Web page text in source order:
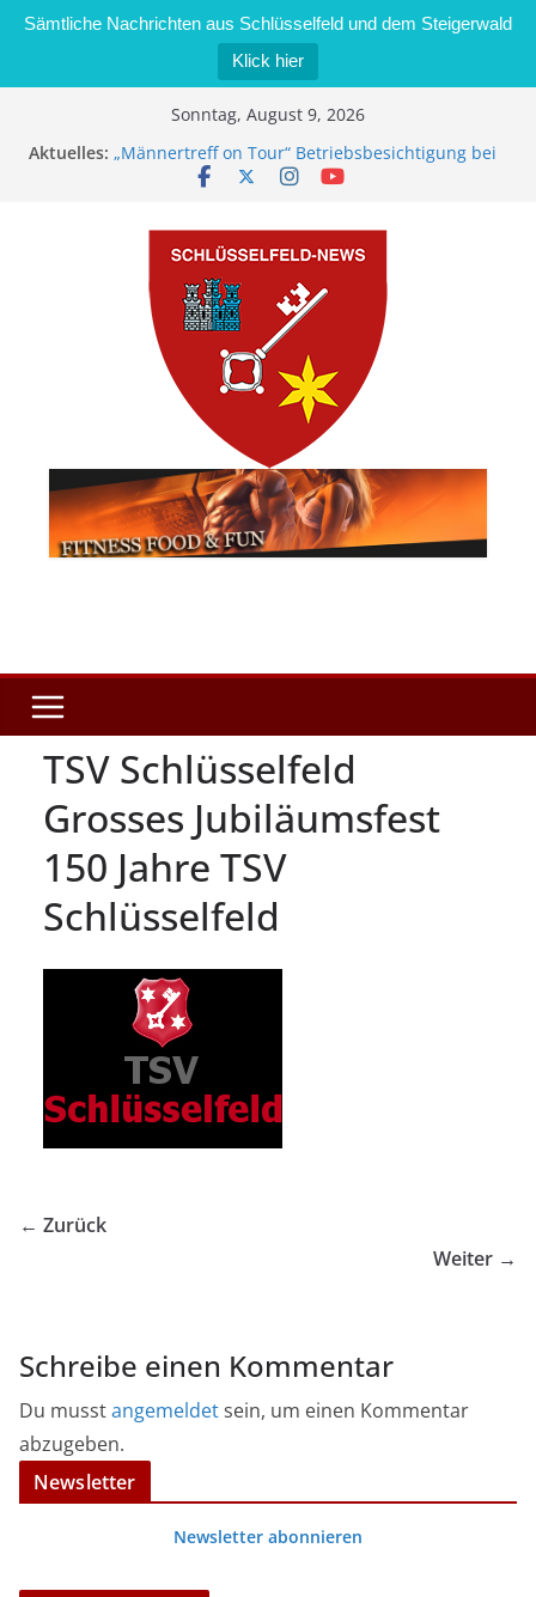
Sämtliche Nachrichten aus Schlüsselfeld und dem Steigerwald
Klick hier
Sonntag, August 9, 2026
Aktuelles: „Männertreff on Tour“ Betriebsbesichtigung bei
der Schreinerei Zimmermann GmbH
Brand in Sägewerk in Bernroth schnell unter
Kontrolle
Stadt Schlüsselfeld bietet Online-Anmeldung für
Kindergartenplätze an
Dieseldiebstahl im Wert von 600 Euro
TSV Schlüsselfeld
Grosses Jubiläumsfest
150 Jahre TSV
Schlüsselfeld
← Zurück
Weiter →
Schreibe einen Kommentar
Du musstangemeldetsein, um einen Kommentar
abzugeben.
Newsletter
Newsletter abonnieren